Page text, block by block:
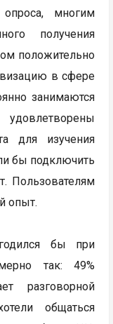
многим
получения
положительно
в сфере
занимаются
для изучения
бы подключить
Пользователям
опыт.
бы при
так: 49%
разговорной
общаться